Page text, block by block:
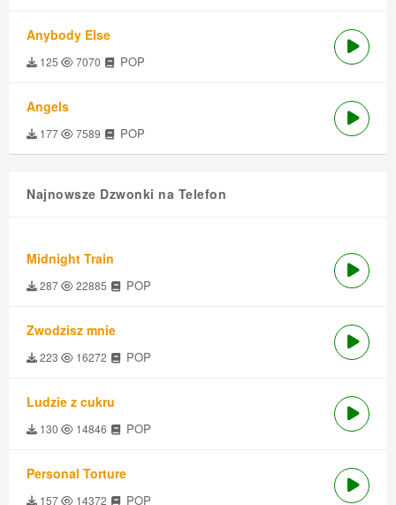
Anybody Else
125 7070 POP
Angels
177 7589 POP
Najnowsze Dzwonki na Telefon
Midnight Train
287 22885 POP
Zwodzisz mnie
223 16272 POP
Ludzie z cukru
130 14846 POP
Personal Torture
157 14372 POP